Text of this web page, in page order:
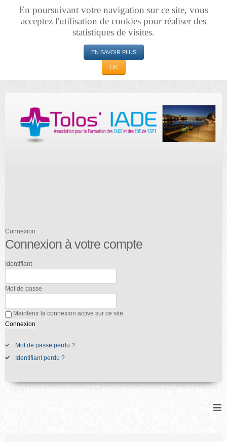
En poursuivant votre navigation sur ce site, vous
acceptez l'utilisation de cookies pour réaliser des
statistiques de visites.
EN SAVOIR PLUS
OK
Connexion
Connexion à votre compte
Identifiant
Mot de passe
Maintenir la connexion active sur ce site
Mot de passe perdu ?
Identifiant perdu ?
≡